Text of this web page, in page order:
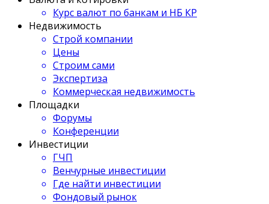
Курс валют по банкам и НБ КР
Недвижимость
Строй компании
Цены
Строим сами
Экспертиза
Коммерческая недвижимость
Площадки
Форумы
Конференции
Инвестиции
ГЧП
Венчурные инвестиции
Где найти инвестиции
Фондовый рынок